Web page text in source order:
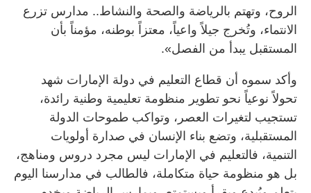
الروح، وتهتم بالرياضة والصحة والنشاط.. مدارس تزرع
الانتماء، وتُخرج جيلاً واعياً، معتزاً بوطنه، مؤمناً بأن
المستقبل يبدأ من الفصل».
وأكد سموه أن قطاع التعليم في دولة الإمارات شهد
تحولاً نوعياً نحو تطوير منظومة تعليمية وطنية رائدة،
تستجيب لتغيرات العصر، وتواكب طموحات الدولة
المستقبلية، وتضع بناء الإنسان في صدارة أولويات
التنمية، فالتعليم في الإمارات ليس مجرد دروس ومناهج،
بل هو منظومة حياة متكاملة، فالطالب في مدارسنا اليوم